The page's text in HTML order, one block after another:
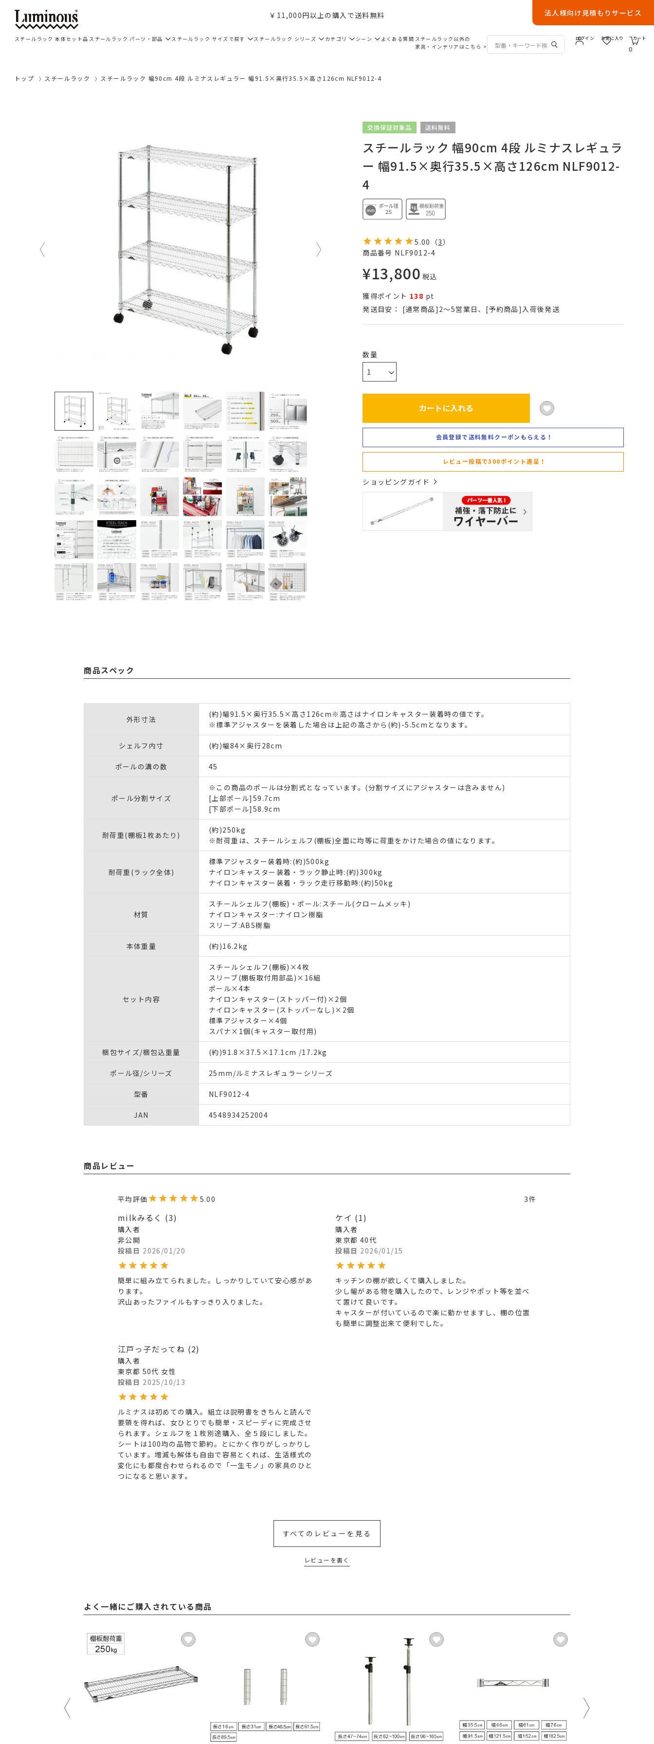
￥11,000円以上の購入で送料無料 法人様向け見積もりサービス
スチールラック 本体セット品 スチールラック パーツ・部品 スチールラック サイズで探す スチールラック シリーズ カテゴリ シーン よくある質問 スチールラック以外の
家具・インテリアはこちら >
ログイン お気に入り
0
カート
トップ スチールラック スチールラック 幅90cm 4段 ルミナスレギュラー 幅91.5×奥行35.5×高さ126cm NLF9012-4
交換保証対象品 送料無料
スチールラック 幅90cm 4段 ルミナスレギュラ
ー 幅91.5×奥行35.5×高さ126cm NLF9012-
4
5.00 （3）
商品番号 NLF9012-4
¥13,800 税込
獲得ポイント 138 pt
発送目安：
[通常商品]2～5営業日、[予約商品]入荷後発送
カートに入れる
会員登録で送料無料クーポンもらえる！
レビュー投稿で300ポイント進呈！
ショッピングガイド
商品スペック
外形寸法
(約)幅91.5×奥行35.5×高さ126cm※高さはナイロンキャスター装着時の値です。
※標準アジャスターを装着した場合は上記の高さから(約)-5.5cmとなります。
シェルフ内寸 (約)幅84×奥行28cm
ポールの溝の数 45
ポール分割サイズ
※この商品のポールは分割式となっています。(分割サイズにアジャスターは含みません)
[上部ポール]59.7cm
[下部ポール]58.9cm
耐荷重(棚板1枚あたり)
(約)250kg
※耐荷重は、スチールシェルフ(棚板)全面に均等に荷重をかけた場合の値になります。
耐荷重(ラック全体)
標準アジャスター装着時:(約)500kg
ナイロンキャスター装着・ラック静止時:(約)300kg
ナイロンキャスター装着・ラック走行移動時:(約)50kg
材質
スチールシェルフ(棚板)・ポール:スチール(クロームメッキ)
ナイロンキャスター:ナイロン樹脂
スリーブ:ABS樹脂
本体重量 (約)16.2kg
セット内容
スチールシェルフ(棚板)×4枚
スリーブ(棚板取付用部品)×16組
ポール×4本
ナイロンキャスター(ストッパー付)×2個
ナイロンキャスター(ストッパーなし)×2個
標準アジャスター×4個
スパナ×1個(キャスター取付用)
梱包サイズ/梱包込重量 (約)91.8×37.5×17.1cm /17.2kg
ポール径/シリーズ 25mm/ルミナスレギュラーシリーズ
型番 NLF9012-4
JAN 4548934252004
商品レビュー
5.00 3
milkみるく 3
購入者
非公開
投稿日 2026/01/20
簡単に組み立てられました。しっかりしていて安心感があ
ります。
沢山あったファイルもすっきり入りました。
ケイ 1
購入者
東京都 40代
投稿日 2026/01/15
キッチンの棚が欲しくて購入しました。
少し幅がある物を購入したので、レンジやポット等を並べ
て置けて良いです。
キャスターが付いているので楽に動かせますし、棚の位置
も簡単に調整出来て便利でした。
江戸っ子だってね 2
購入者
東京都 50代 女性
投稿日 2025/10/13
ルミナスは初めての購入。組立は説明書をきちんと読んで
要領を得れば、女ひとりでも簡単・スピーディに完成させ
られます。シェルフを１枚別途購入、全５段にしました。
シートは100均の品物で節約。とにかく作りがしっかりし
ています。増減も解体も自由で容易とくれば、生活様式の
変化にも都度合わせられるので「一生モノ」の家具のひと
つになると思います。
すべてのレビューを見る
レビューを書く
よく一緒にご購入されている商品